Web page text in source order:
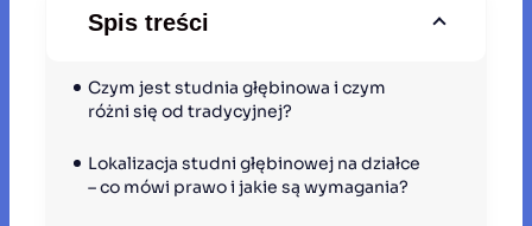
Spis treści
Czym jest studnia głębinowa i czym
różni się od tradycyjnej?
Lokalizacja studni głębinowej na działce
– co mówi prawo i jakie są wymagania?